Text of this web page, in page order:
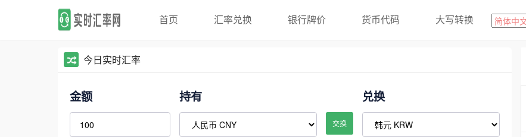
首页 汇率兑换 银行牌价 货币代码 大写转换
今日实时汇率
金额 持有
交换
兑换